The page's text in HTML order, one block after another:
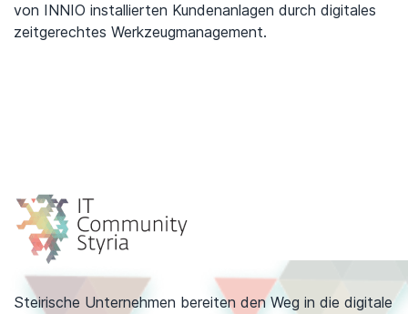
von INNIO installierten Kundenanlagen durch digitales
zeitgerechtes Werkzeugmanagement.
Steirische Unternehmen bereiten den Weg in die digitale